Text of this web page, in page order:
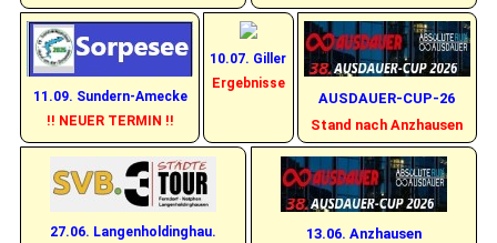
hinaus
11.09. Sundern-Amecke
!! NEUER TERMIN !!
10.07. Giller
Ergebnisse
AUSDAUER-CUP-26
Stand nach Anzhausen
27.06. Langenholdinghau.
13.06. Anzhausen